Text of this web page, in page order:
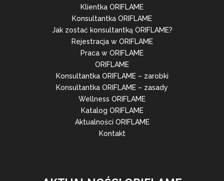
Klientka ORIFLAME
Konsultantka ORIFLAME
Jak zostać konsultantką ORIFLAME?
Rejestracja w ORIFLAME
Praca w ORIFLAME
ORIFLAME
Konsultantka ORIFLAME – zarobki
Konsultantka ORIFLAME – zasady
Wellness ORIFLAME
Katalog ORIFLAME
Aktualności ORIFLAME
Kontakt